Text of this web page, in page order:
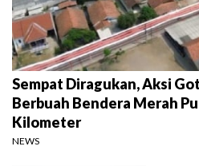
Sempat Diragukan, Aksi
Berbuah Bendera Merah
Kilometer
NEWS